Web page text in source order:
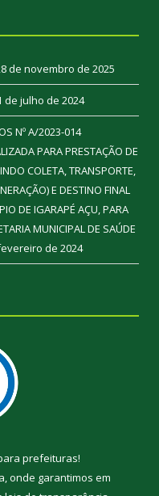
de novembro de 2025
de julho de 2024
Nº A/2023-014
PARA PRESTAÇÃO DE
COLETA, TRANSPORTE,
E DESTINO FINAL
DE IGARAPÉ AÇU, PARA
MUNICIPAL DE SAÚDE
de 2024
prefeituras!
onde garantimos em